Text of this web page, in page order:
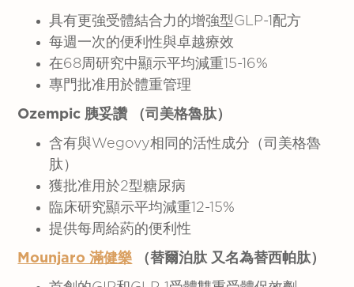
具有更強受體結合力的增強型GLP-1配方
每週一次的便利性與卓越療效
在68周研究中顯示平均減重15-16%
專門批准用於體重管理
Ozempic 胰妥讚（司美格魯肽）
含有與Wegovy相同的活性成分（司美格魯
肽）
獲批准用於2型糖尿病
臨床研究顯示平均減重12-15%
提供每周給葯的便利性
Mounjaro 滿健樂 （替爾泊肽 又名為替西帕肽）